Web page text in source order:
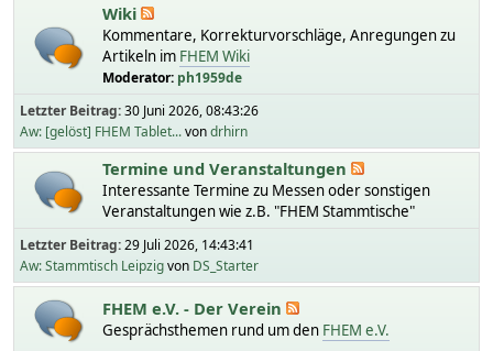
Wiki
Kommentare, Korrekturvorschläge, Anregungen zu
Artikeln im FHEM Wiki
Moderator: ph1959de
Letzter Beitrag:30 Juni 2026, 08:43:26
Aw: [gelöst] FHEM Tablet...vondrhirn
Termine und Veranstaltungen
Interessante Termine zu Messen oder sonstigen
Veranstaltungen wie z.B. "FHEM Stammtische"
Letzter Beitrag:29 Juli 2026, 14:43:41
Aw: Stammtisch Leipzigvon DS_Starter
FHEM e.V. - Der Verein
Gesprächsthemen rund um den FHEM e.V.